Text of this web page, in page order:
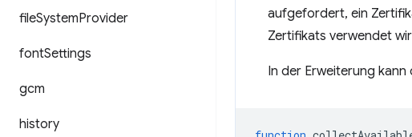
fileSystemProvider
fontSettings
gcm
history
aufgefordert, ein
Zertifikats verwendet
In der Erweiterung kann